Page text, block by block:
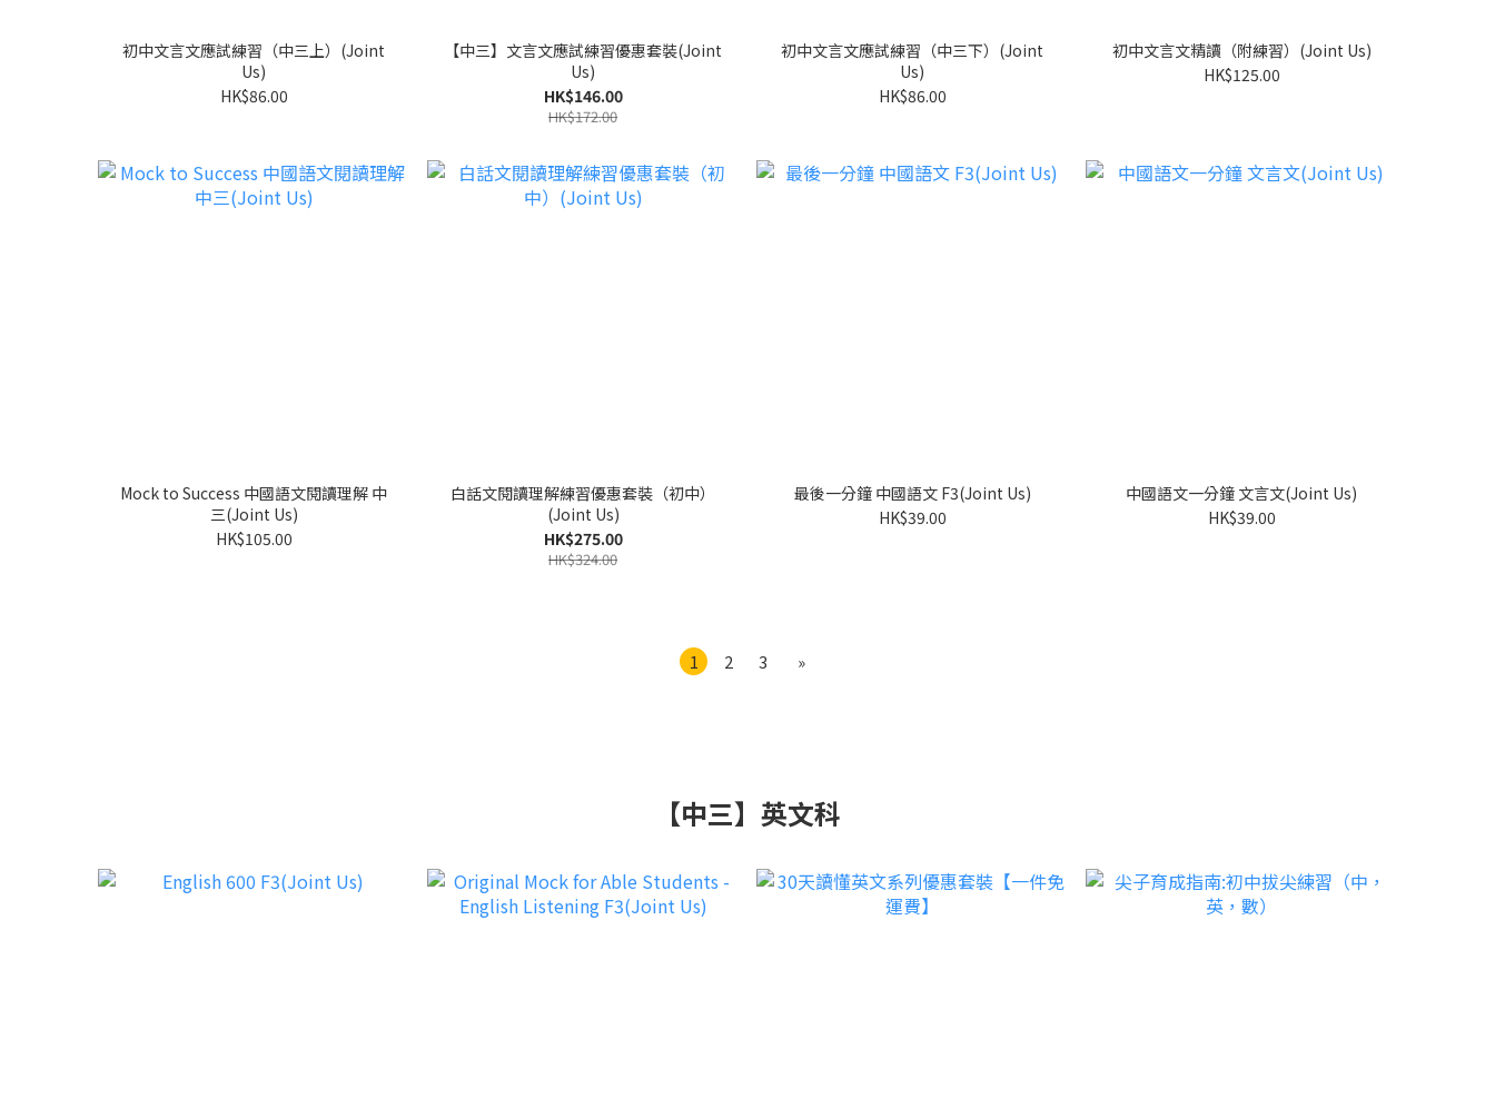
初中文言文應試練習（中三上）(Joint
Us)
HK$86.00
【中三】文言文應試練習優惠套裝(Joint
Us)
HK$146.00
HK$172.00
初中文言文應試練習（中三下）(Joint
Us)
HK$86.00
初中文言文精讀（附練習）(Joint Us)
HK$125.00
Mock to Success 中國語文閱讀理解 中
三(Joint Us)
HK$105.00
白話文閱讀理解練習優惠套裝（初中）
(Joint Us)
HK$275.00
HK$324.00
最後一分鐘 中國語文 F3(Joint Us)
HK$39.00
中國語文一分鐘 文言文(Joint Us)
HK$39.00
1 2 3 »
【中三】英文科